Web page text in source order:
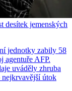
desítek jemenských
jednotky zabily 58
agentuře AFP.
uváděly zhruba
útok